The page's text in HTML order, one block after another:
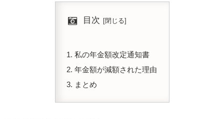
目次
私の年金額改定通知書
年金額が減額された理由
まとめ